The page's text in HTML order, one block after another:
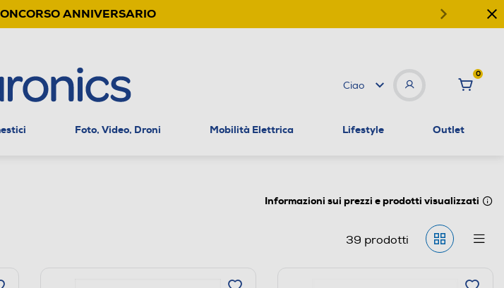
ANNIVERSARIO
Ciao
0
Foto, Video, Droni Mobilità Elettrica Lifestyle Outlet
Informazioni sui prezzi e prodotti visualizzati
39 prodotti